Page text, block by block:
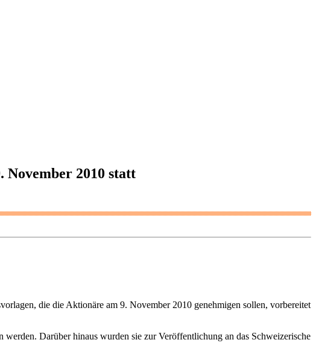
2010 statt
die die Aktionäre am 9. November 2010 genehmigen sollen, vorbereitet
werden. Darüber hinaus wurden sie zur Veröffentlichung an das Schweizerische